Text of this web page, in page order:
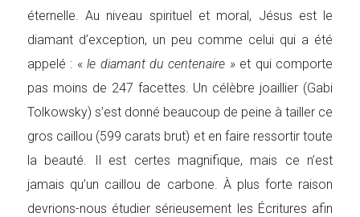
éternelle. Au niveau spirituel et moral, Jésus est le
diamant d’exception, un peu comme celui qui a été
appelé : «le diamant du centenaire » et qui comporte
pas moins de 247 facettes. Un célèbre joaillier (Gabi
Tolkowsky) s’est donné beaucoup de peine à tailler ce
gros caillou (599 carats brut) et en faire ressortir toute
la beauté. Il est certes magnifique, mais ce n’est
jamais qu’un caillou de carbone. À plus forte raison
devrions-nous étudier sérieusement les Écritures afin